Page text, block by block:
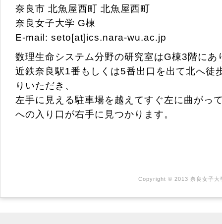
奈良市 北魚屋西町 北魚屋西町
奈良女子大学 G棟
E-mail: seto[at]ics.nara-wu.ac.jp
数理生命システム分野の研究室はG棟3階にあ
近鉄奈良駅1番もしくは5番出口を出て北へ徒
りいただき、
左手に見える駐車場を越えてすぐ左に曲がっ
への入り口が右手に見つかります。
Copyright © 2013 奈良女子大